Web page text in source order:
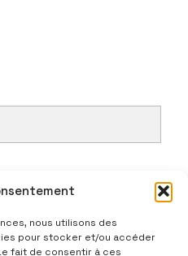
nous utilisons des
pour stocker et/ou accéder
fait de consentir à ces